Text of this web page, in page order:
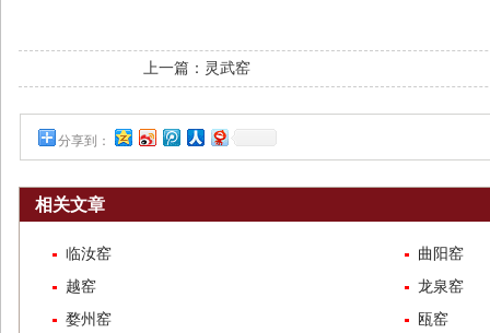
上一篇： 灵武窑
分享到：
相关文章
临汝窑
曲阳窑
越窑
龙泉窑
婺州窑
瓯窑